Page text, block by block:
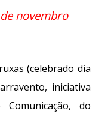
novembro
(celebrado dia
iniciativa
do